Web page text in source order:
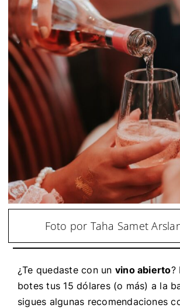
Foto por Taha Samet
¿Te quedaste con un vino abierto?
botes tus 15 dólares (o más) a la
sigues algunas recomendaciones